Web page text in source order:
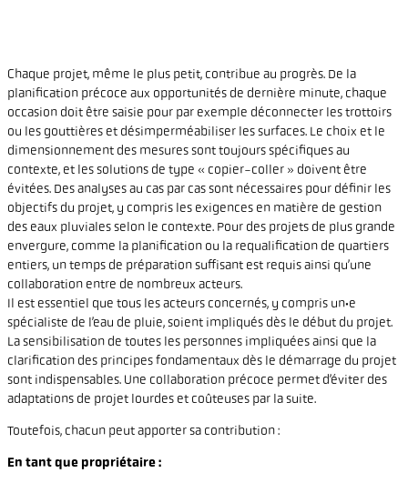
Chaque projet, même le plus petit, contribue au progrès. De la
planification précoce aux opportunités de dernière minute, chaque
occasion doit être saisie pour par exemple déconnecter les trottoirs
ou les gouttières et désimperméabiliser les surfaces. Le choix et le
dimensionnement des mesures sont toujours spécifiques au
contexte, et les solutions de type « copier-coller » doivent être
évitées. Des analyses au cas par cas sont nécessaires pour définir les
objectifs du projet, y compris les exigences en matière de gestion
des eaux pluviales selon le contexte. Pour des projets de plus grande
envergure, comme la planification ou la requalification de quartiers
entiers, un temps de préparation suffisant est requis ainsi qu’une
collaboration entre de nombreux acteurs.
Il est essentiel que tous les acteurs concernés, y compris un·e
spécialiste de l’eau de pluie, soient impliqués dès le début du projet.
La sensibilisation de toutes les personnes impliquées ainsi que la
clarification des principes fondamentaux dès le démarrage du projet
sont indispensables. Une collaboration précoce permet d’éviter des
adaptations de projet lourdes et coûteuses par la suite.
Toutefois, chacun peut apporter sa contribution :
En tant que propriétaire :